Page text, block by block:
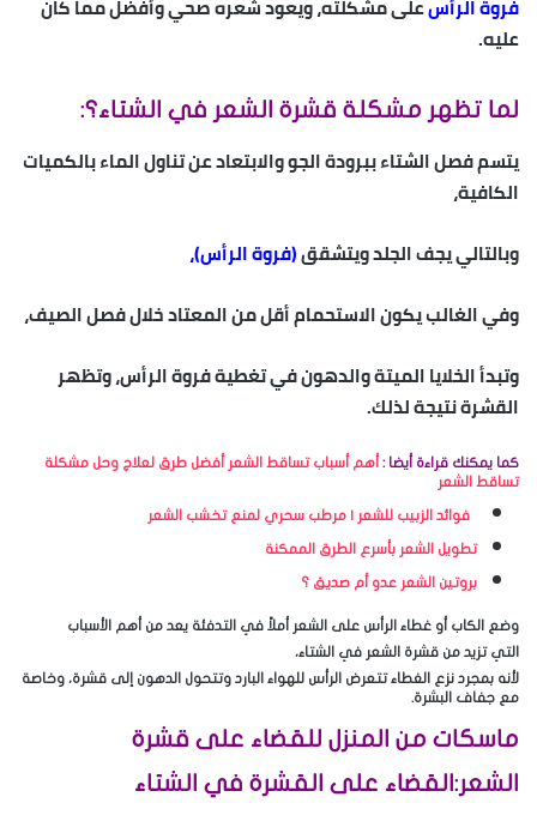
فروة الرأسعلى مشكلته، ويعود شعره صحي وأفضل مما كان
عليه.
لما تظهر مشكلة قشرة الشعر في الشتاء؟:
يتسم فصل الشتاء ببرودة الجو والابتعاد عن تناول الماء بالكميات
الكافية،
وبالتالي يجف الجلد ويتشقق(فروة الرأس)،
وفي الغالب يكون الاستحمام أقل من المعتاد خلال فصل الصيف،
وتبدأ الخلايا الميتة والدهون في تغطية فروة الرأس، وتظهر
القشرة نتيجة لذلك.
كما يمكنك قراءة أيضا : أهم أسباب تساقط الشعر أفضل طرق لعلاج وحل مشكلة
تساقط الشعر
فوائد الزبيب للشعر | مرطب سحري لمنع تخشب الشعر
تطويل الشعر بأسرع الطرق الممكنة
بروتين الشعر عدو أم صديق ؟
وضع الكاب أو غطاء الرأس على الشعر
أملاً في التدفئة يعد من أهم الأسباب
التي تزيد من قشرة الشعر في الشتاء،
لأنه بمجرد نزع الغطاء تتعرض الرأس للهواء البارد وتتحول الدهون إلى قشرة، وخاصة
مع جفاف البشرة.
ماسكات من المنزل للقضاء على قشرة
الشعر:القضاء على القشرة في الشتاء